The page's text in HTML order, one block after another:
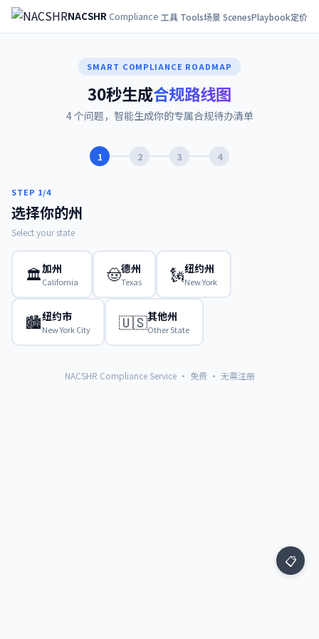
NACSHRCompliance 工具 Tools场景 ScenesPlaybook定价
SMART COMPLIANCE ROADMAP
30秒生成合规路线图
4 个问题，智能生成你的专属合规待办清单
1 2 3 4
STEP 1/4
选择你的州
Select your state
🏛️加州
California 🤠德州
Texas 🗽纽约州
New York
🏙️纽约市
New York City 🇺🇸其他州
Other State
NACSHR Compliance Service · 免费 · 无需注册
📋